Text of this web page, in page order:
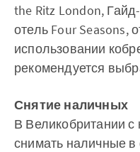
the Ritz London,
отель Four Seasons,
использовании
рекомендуется
Снятие наличных
В Великобритании с
снимать наличные в